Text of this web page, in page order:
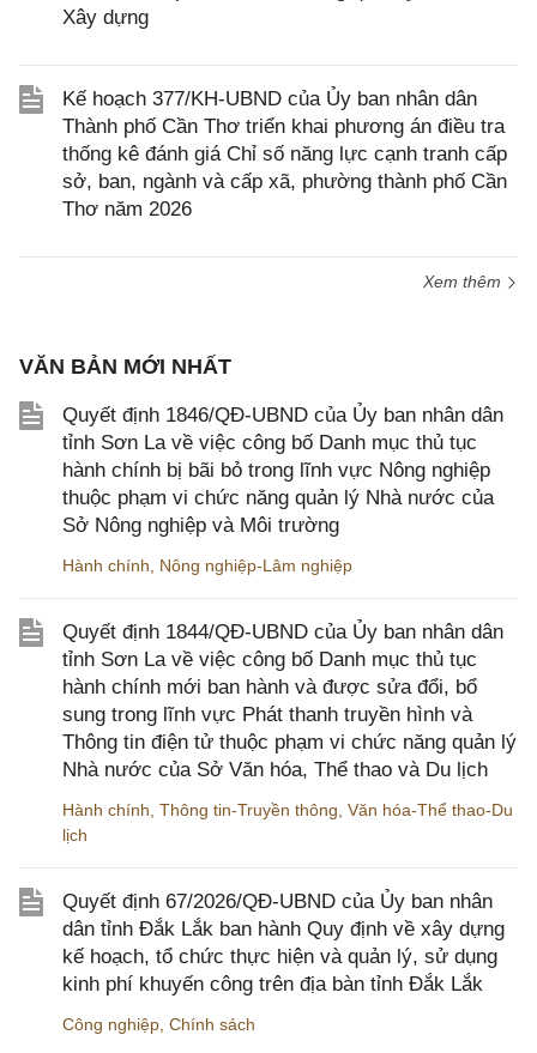
Xây dựng
Kế hoạch 377/KH-UBND của Ủy ban nhân dân
Thành phố Cần Thơ triển khai phương án điều tra
thống kê đánh giá Chỉ số năng lực cạnh tranh cấp
sở, ban, ngành và cấp xã, phường thành phố Cần
Thơ năm 2026
Xem thêm
VĂN BẢN MỚI NHẤT
Quyết định 1846/QĐ-UBND của Ủy ban nhân dân
tỉnh Sơn La về việc công bố Danh mục thủ tục
hành chính bị bãi bỏ trong lĩnh vực Nông nghiệp
thuộc phạm vi chức năng quản lý Nhà nước của
Sở Nông nghiệp và Môi trường
Hành chính Nông nghiệp-Lâm nghiệp
Quyết định 1844/QĐ-UBND của Ủy ban nhân dân
tỉnh Sơn La về việc công bố Danh mục thủ tục
hành chính mới ban hành và được sửa đổi, bổ
sung trong lĩnh vực Phát thanh truyền hình và
Thông tin điện tử thuộc phạm vi chức năng quản lý
Nhà nước của Sở Văn hóa, Thể thao và Du lịch
Hành chính Thông tin-Truyền thông Văn hóa-Thể thao-Du
lịch
Quyết định 67/2026/QĐ-UBND của Ủy ban nhân
dân tỉnh Đắk Lắk ban hành Quy định về xây dựng
kế hoạch, tổ chức thực hiện và quản lý, sử dụng
kinh phí khuyến công trên địa bàn tỉnh Đắk Lắk
Công nghiệp Chính sách